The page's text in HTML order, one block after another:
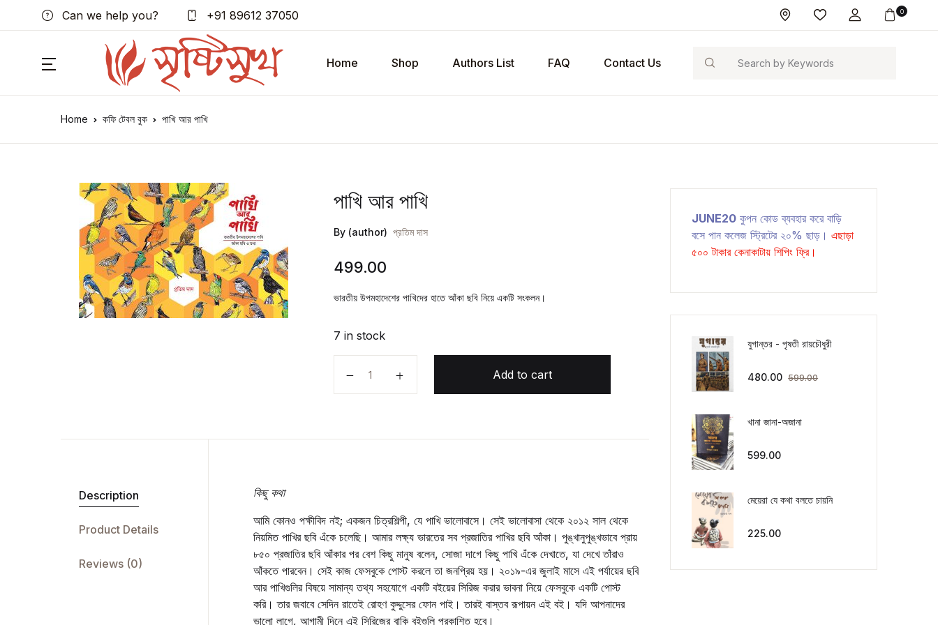
Can we help you? +91 89612 37050 0
Home Shop Authors List FAQ Contact Us Search
Home কফি টেবল বুক পাখি আর পাখি
পাখি আর পাখি
By (author) প্রতিম দাস
499.00
ভারতীয় উপমহাদেশের পাখিদের হাতে আঁকা ছবি নিয়ে একটি সংকলন।
7 in stock
Add to cart
Description
Product Details
Reviews (0)
কিছু কথা
আমি কোনও পক্ষীবিদ নই; একজন চিত্রশিল্পী, যে পাখি ভালোবাসে। সেই ভালোবাসা থেকে ২০১২ সাল থেকে
নিয়মিত পাখির ছবি এঁকে চলেছি। আমার লক্ষ্য ভারতের সব প্রজাতির পাখির ছবি আঁকা। পুঙ্খানুপুঙ্খভাবে প্রায়
৮৫০ প্রজাতির ছবি আঁকার পর বেশ কিছু মানুষ বলেন, সোজা দাগে কিছু পাখি এঁকে দেখাতে, যা দেখে তাঁরাও
আঁকতে পারবেন। সেই কাজ ফেসবুকে পোস্ট করলে তা জনপ্রিয় হয়। ২০১৯-এর জুলাই মাসে এই পর্যায়ের ছবি
আর পাখিগুলির বিষয়ে সামান্য তথ্য সহযোগে একটি বইয়ের সিরিজ করার ভাবনা নিয়ে ফেসবুকে একটি পোস্ট
করি। তার জবাবে সেদিন রাতেই রোহণ কুদ্দুসের ফোন পাই। তারই বাস্তব রূপায়ন এই বই। যদি আপনাদের
ভালো লাগে, আগামী দিনে এই সিরিজের বাকি বইগুলি প্রকাশিত হবে।
JUNE20 কুপন কোড ব্যবহার করে বাড়ি
বসে পান কলেজ স্ট্রিটের ২০% ছাড়।এছাড়া
৫০০ টাকার কেনাকাটায় শিপিং ফ্রি।
যুগান্তর - পৃষতী রায়চৌধুরী
480.00 599.00
খানা জানা-অজানা
599.00
মেয়েরা যে কথা বলতে চায়নি
225.00